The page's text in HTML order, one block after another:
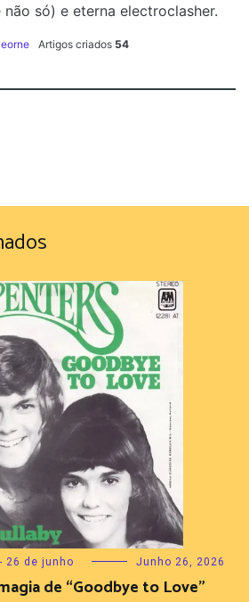
só) e eterna electroclasher.
Artigos criados 54
26 de junho Junho 26, 2026
de “Goodbye to Love”